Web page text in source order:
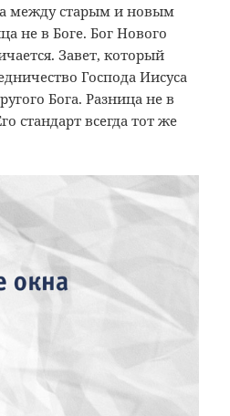
между старым и новым
не в Боге. Бог Нового
Завет, который
Господа Иисуса
Бога. Разница не в
стандарт всегда тот же